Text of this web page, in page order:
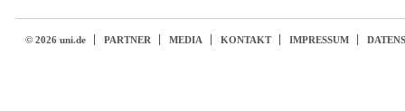
© 2026 uni.de PARTNER MEDIA KONTAKT IMPRESSUM